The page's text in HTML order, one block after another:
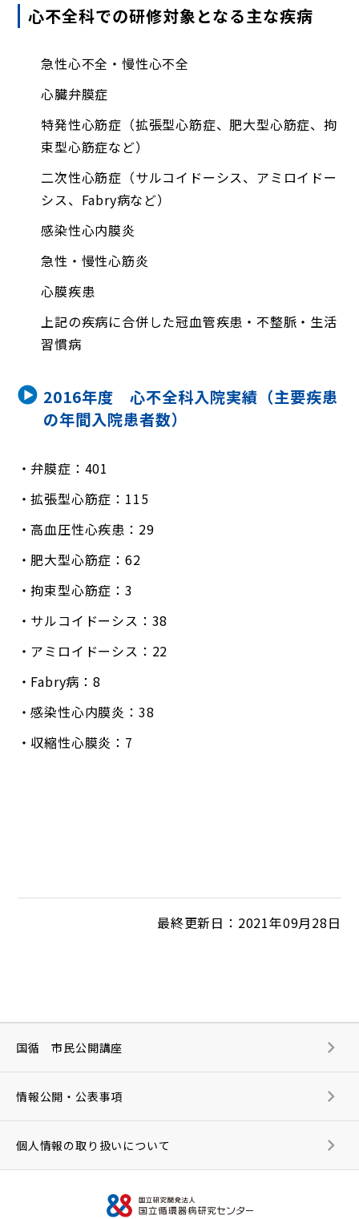
心不全科での研修対象となる主な疾病
急性心不全・慢性心不全
心臓弁膜症
特発性心筋症（拡張型心筋症、肥大型心筋症、拘
束型心筋症など）
二次性心筋症（サルコイドーシス、アミロイドー
シス、Fabry病など）
感染性心内膜炎
急性・慢性心筋炎
心膜疾患
上記の疾病に合併した冠血管疾患・不整脈・生活
習慣病
2016年度 心不全科入院実績（主要疾患
の年間入院患者数）
弁膜症：401
拡張型心筋症：115
高血圧性心疾患：29
肥大型心筋症：62
拘束型心筋症：3
サルコイドーシス：38
アミロイドーシス：22
Fabry病：8
感染性心内膜炎：38
収縮性心膜炎：7
最終更新日：2021年09月28日
国循 市民公開講座
情報公開・公表事項
個人情報の取り扱いについて